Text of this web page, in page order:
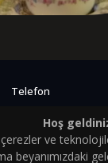
Telefon
+90 (212) 381 22 22
Hoş
ve